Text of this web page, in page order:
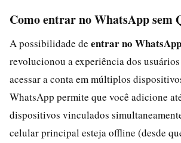
Como entrar no WhatsApp sem
A possibilidade de entrar no WhatsApp
revolucionou a experiência dos
acessar a conta em múltiplos
WhatsApp permite que você adicione
dispositivos vinculados
celular principal esteja offline (desde